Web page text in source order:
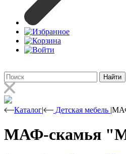
Найти
Каталог| Детская мебель |
МАФ-скамья